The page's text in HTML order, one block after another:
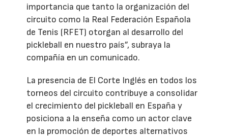
importancia que tanto la organización del
circuito como la Real Federación Española
de Tenis (RFET) otorgan al desarrollo del
pickleball en nuestro país”, subraya la
compañía en un comunicado.
La presencia de El Corte Inglés en todos los
torneos del circuito contribuye a consolidar
el crecimiento del pickleball en España y
posiciona a la enseña como un actor clave
en la promoción de deportes alternativos